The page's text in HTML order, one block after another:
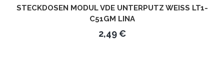
STECKDOSEN MODUL VDE UNTERPUTZ WEISS LT1-C
51GM LINA
2,49 €